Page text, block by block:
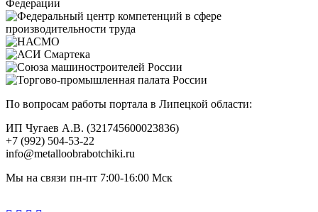
По вопросам работы портала в Липецкой области:
ИП Чугаев А.В. (321745600023836)
+7 (992) 504-53-22
info@metalloobrabotchiki.ru
Мы на связи пн-пт 7:00-16:00 Мск